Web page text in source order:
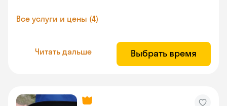
Все услуги и цены (4)
Читать дальше Выбрать время